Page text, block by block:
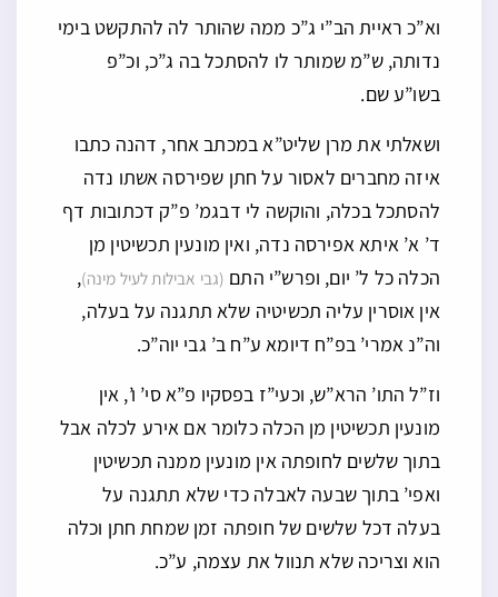
וא”כ ראיית הב”י ג”כ ממה שהותר לה להתקשט בימי
נדותה, ש”מ שמותר לו להסתכל בה ג”כ, וכ”פ
בשו”ע שם.
ושאלתי את מרן שליט”א במכתב אחר, דהנה כתבו
איזה מחברים לאסור על חתן שפירסה אשתו נדה
להסתכל בכלה, והוקשה לי דבגמ’ פ”ק דכתובות דף
ד’ א’ איתא אפירסה נדה, ואין מונעין תכשיטין מן
הכלה כל ל’ יום, ופרש”י התם (גבי אבילות לעיל מינה),
אין אוסרין עליה תכשיטיה שלא תתגנה על בעלה,
וה”נ אמרי’ בפ”ח דיומא ע”ח ב’ גבי יוה”כ.
וז”ל התו’ הרא”ש, וכעי”ז בפסקיו פ”א סי’ ו’, אין
מונעין תכשיטין מן הכלה כלומר אם אירע לכלה אבל
בתוך שלשים לחופתה אין מונעין ממנה תכשיטין
ואפי’ בתוך שבעה לאבלה כדי שלא תתגנה על
בעלה דכל שלשים של חופתה זמן שמחת חתן וכלה
הוא וצריכה שלא תנוול את עצמה, ע”כ.